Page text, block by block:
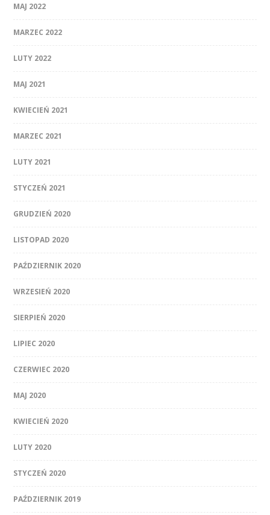
MAJ 2022
MARZEC 2022
LUTY 2022
MAJ 2021
KWIECIEŃ 2021
MARZEC 2021
LUTY 2021
STYCZEŃ 2021
GRUDZIEŃ 2020
LISTOPAD 2020
PAŹDZIERNIK 2020
WRZESIEŃ 2020
SIERPIEŃ 2020
LIPIEC 2020
CZERWIEC 2020
MAJ 2020
KWIECIEŃ 2020
LUTY 2020
STYCZEŃ 2020
PAŹDZIERNIK 2019